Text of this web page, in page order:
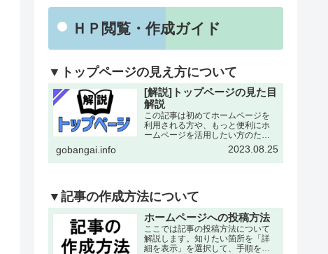
ＨＰ閲覧・作成ガイド
▼トップページの見え方について
[解説]トップページの見た目
解説
この記事は初めてホームページを
利用される方や、もっと便利にホ
ームページを活用したい方のため
にトップページの各所について改
めて解説した記事となります。改
めて確認することで今まで利用し
振…
gobangai.info 2023.08.25
▼記事の作成方法について
ホームページへの投稿方法
ここでは記事の投稿方法について
解説します。知りたい箇所を「詳
細を表示」を選択して、手順を確